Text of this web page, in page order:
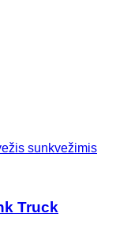
sunkvežimis
Truck